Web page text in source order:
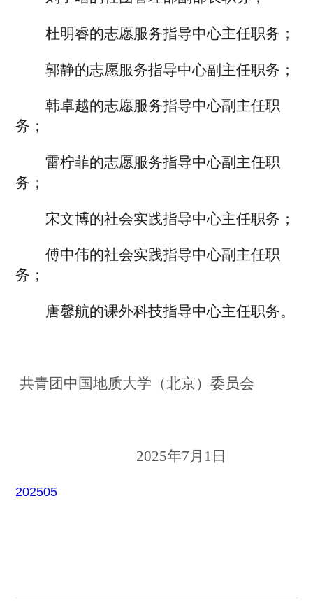
杜明睿的志愿服务指导中心主任职务；
郭静的志愿服务指导中心副主任职务；
韩卓越的志愿服务指导中心副主任职
务；
雷柠菲的志愿服务指导中心副主任职
务；
宋文博的社会实践指导中心主任职务；
傅中伟的社会实践指导中心副主任职
务；
唐馨航的课外科技指导中心主任职务。
共青团中国地质大学（北京）委员会
2025年7 月 1 日
202505